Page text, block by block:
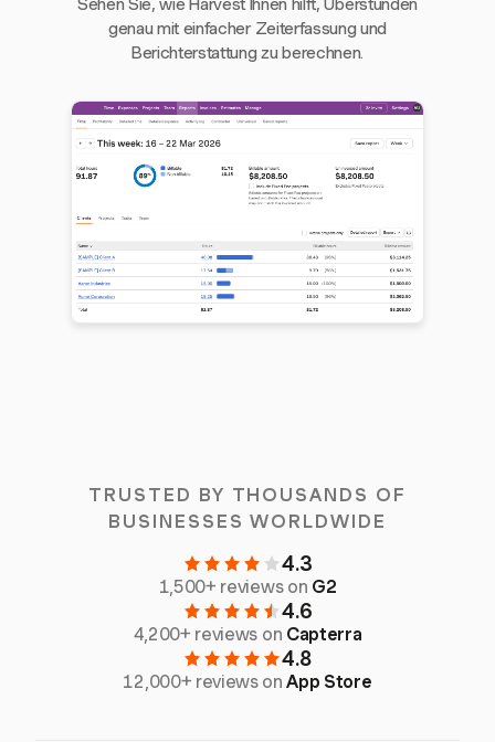
Sehen Sie, wie Harvest Ihnen hilft, Überstunden
genau mit einfacher Zeiterfassung und
Berichterstattung zu berechnen.
TRUSTED BY THOUSANDS OF
BUSINESSES WORLDWIDE
4.3
1,500+ reviews on G2
4.6
4,200+ reviews on Capterra
4.8
12,000+ reviews onApp Store